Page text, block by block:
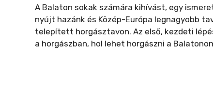
A Balaton sokak számára kihívást, egy
nyújt hazánk és Közép-Európa legnagyobb
telepített horgásztavon. Az első, kezdeti
a horgászban, hol lehet horgászni a